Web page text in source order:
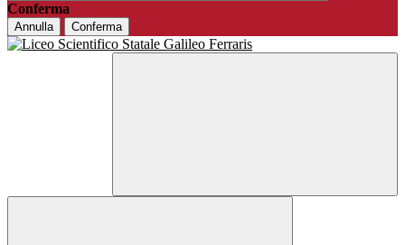
Conferma
Annulla Conferma